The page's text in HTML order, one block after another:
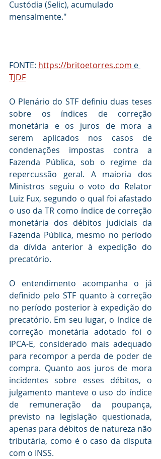
Custódia (Selic), acumulado
mensalmente."
FONTE: https://britoetorres.com e
TJDF
O Plenário do STF definiu duas teses
sobre os índices de correção
monetária e os juros de mora a
serem aplicados nos casos de
condenações impostas contra a
Fazenda Pública, sob o regime da
repercussão geral. A maioria dos
Ministros seguiu o voto do Relator
Luiz Fux, segundo o qual foi afastado
o uso da TR como índice de correção
monetária dos débitos judiciais da
Fazenda Pública, mesmo no período
da dívida anterior à expedição do
precatório.
O entendimento acompanha o já
definido pelo STF quanto à correção
no período posterior à expedição do
precatório. Em seu lugar, o índice de
correção monetária adotado foi o
IPCA-E, considerado mais adequado
para recompor a perda de poder de
compra. Quanto aos juros de mora
incidentes sobre esses débitos, o
julgamento manteve o uso do índice
de remuneração da poupança,
previsto na legislação questionada,
apenas para débitos de natureza não
tributária, como é o caso da disputa
com o INSS.